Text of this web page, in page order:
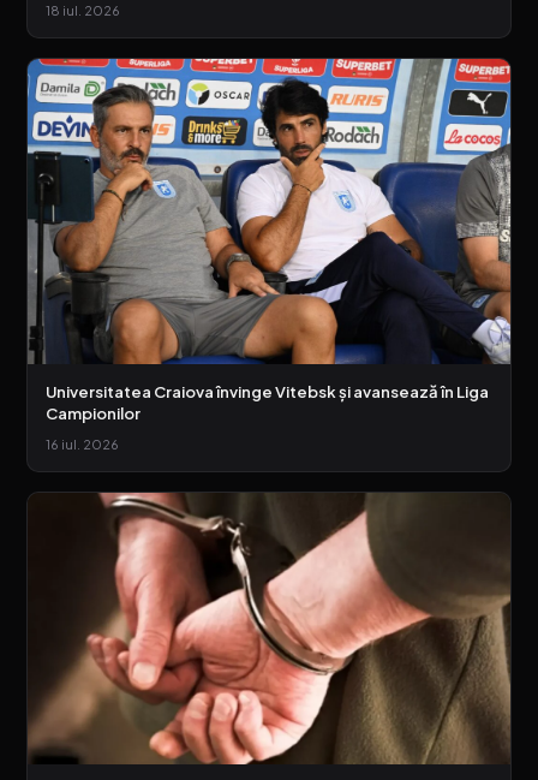
18 iul. 2026
Universitatea Craiova învinge Vitebsk și avansează în Liga
Campionilor
16 iul. 2026